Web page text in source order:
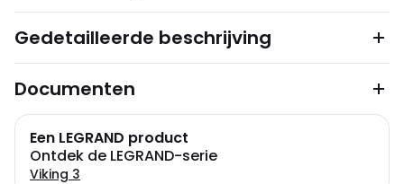
Gedetailleerde beschrijving
Documenten
Een LEGRAND product
Ontdek de LEGRAND-serie
Viking 3